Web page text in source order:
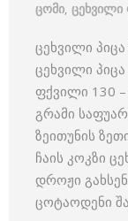
ცომი,
ცეხვილი
ცეხვილი
ფქვილი 130
გრამი
ზეითუნის
ჩაის კოკზი
დროჟი
ცოტაოდენი